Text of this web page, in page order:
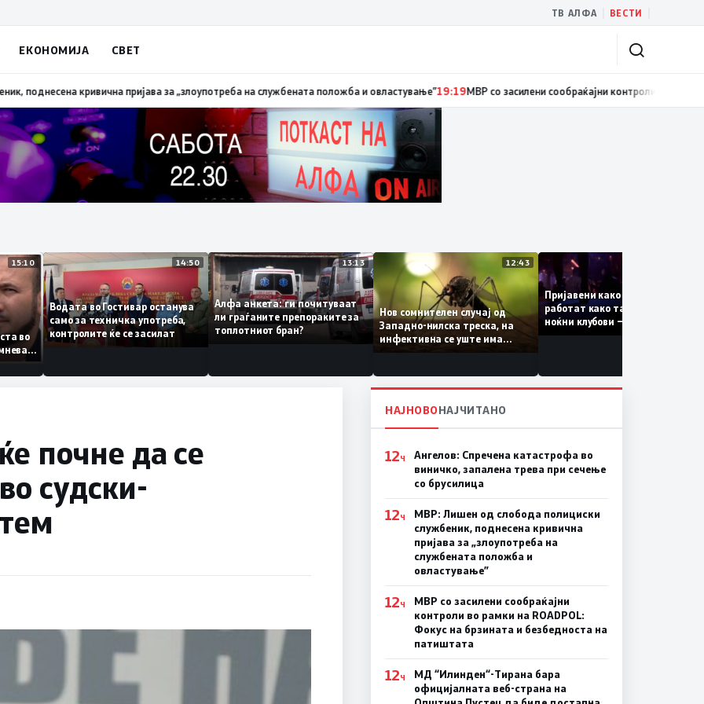
ТВ АЛФА ВЕСТИ
ЕКОНОМИЈА СВЕТ
трева при сечење со брусилица19:21МВР: Лишен од слобода полициски службеник, поднесена кривична пријава за „злоупотреба на
15:10
листа во
14:50
Водата во Гостивар останува
само за техничка употреба,
контролите ќе се засилат
13:13
Алфа анкета: ги почитуваат
ли граѓаните препораките за
топлотниот бран?
12:43
Нов сомнителен случај од
Западно-нилска треска, на
инфективна се уште има
пациенти во критична
Пријавени како туристки, а
работат како танчерки во
ноќни клубови – полицијата
откри сомнителна шема за
почне да се
судски-
НАЈНОВОНАЈЧИТАНО
12Ч
Ангелов: Спречена катастрофа во
виничко, запалена трева при сечење
со брусилица
12Ч
МВР: Лишен од слобода полициски
службеник, поднесена кривична
пријава за „злоупотреба на
службената положба и
овластување”
12Ч
МВР со засилени сообраќајни
контроли во рамки на ROADPOL:
Фокус на брзината и безбедноста на
патиштата
12Ч
МД “Илинден“-Тирана бара
официјалната веб-страна на